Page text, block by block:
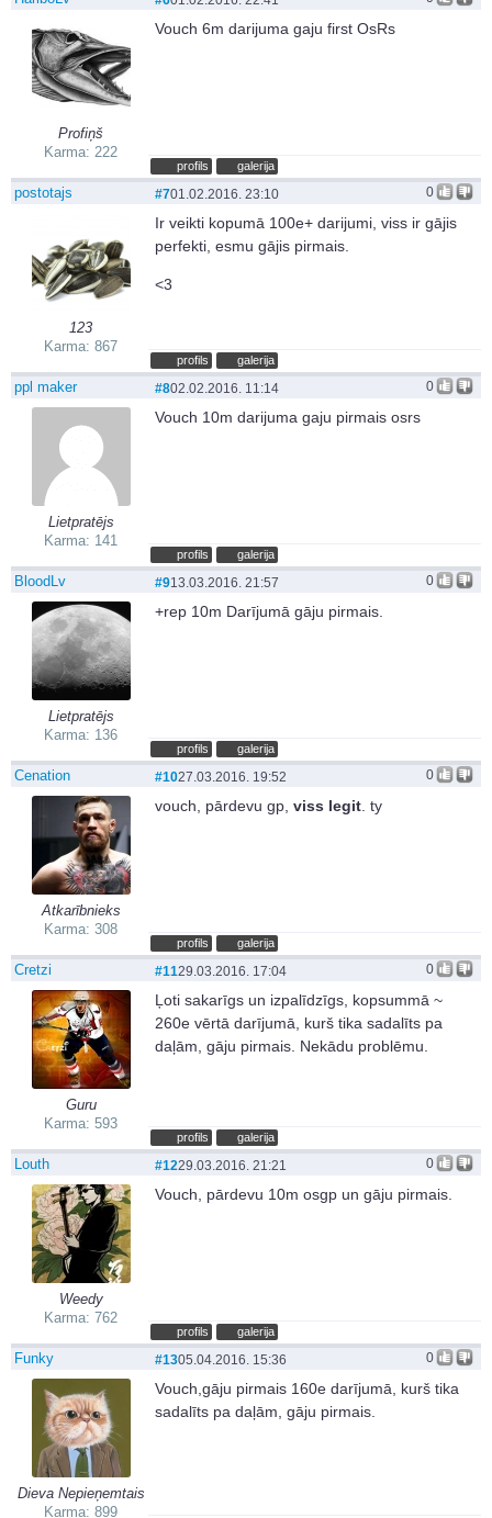
Profiņš
Karma: 222
Vouch 6m darijuma gaju first OsRs
profils galerija
postotajs
123
Karma: 867
0
#701.02.2016. 23:10
Ir veikti kopumā 100e+ darijumi, viss ir gājis
perfekti, esmu gājis pirmais.
<3
profils galerija
ppl maker
Lietpratējs
Karma: 141
0
#802.02.2016. 11:14
Vouch 10m darijuma gaju pirmais osrs
profils galerija
BloodLv
Lietpratējs
Karma: 136
0
#913.03.2016. 21:57
+rep 10m Darījumā gāju pirmais.
profils galerija
Cenation
Atkarībnieks
Karma: 308
0
#1027.03.2016. 19:52
vouch, pārdevu gp, viss legit . ty
profils galerija
Cretzi
Guru
Karma: 593
0
#1129.03.2016. 17:04
Ļoti sakarīgs un izpalīdzīgs, kopsummā ~
260e vērtā darījumā, kurš tika sadalīts pa
daļām, gāju pirmais. Nekādu problēmu.
profils galerija
Louth
Weedy
Karma: 762
0
#1229.03.2016. 21:21
Vouch, pārdevu 10m osgp un gāju pirmais.
profils galerija
Funky
Dieva Nepieņemtais
Karma: 899
0
#1305.04.2016. 15:36
Vouch,gāju pirmais 160e darījumā, kurš tika
sadalīts pa daļām, gāju pirmais.